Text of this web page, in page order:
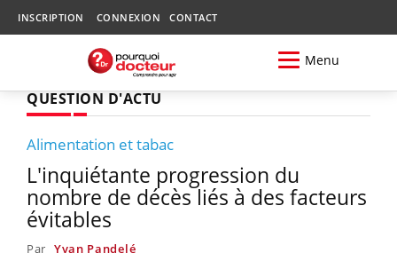
INSCRIPTION CONNEXION CONTACT
Menu
QUESTION D'ACTU
Alimentation et tabac
L'inquiétante progression du
nombre de décès liés à des facteurs
évitables
Par Yvan Pandelé